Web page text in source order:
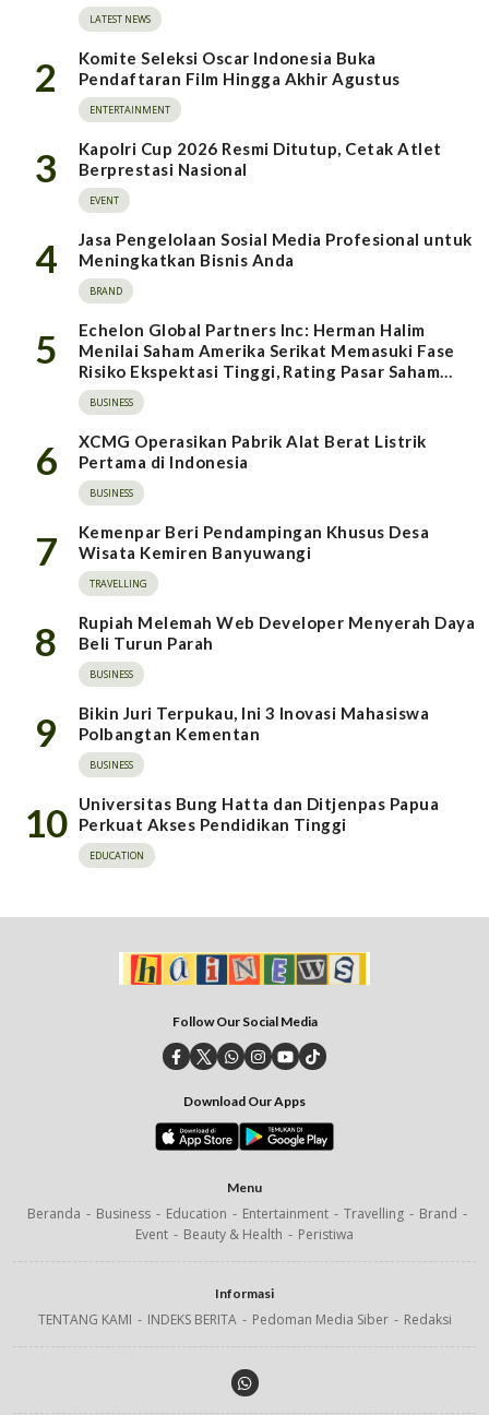
LATEST NEWS
2
Komite Seleksi Oscar Indonesia Buka
Pendaftaran Film Hingga Akhir Agustus
ENTERTAINMENT
3
Kapolri Cup 2026 Resmi Ditutup, Cetak Atlet
Berprestasi Nasional
EVENT
4
Jasa Pengelolaan Sosial Media Profesional untuk
Meningkatkan Bisnis Anda
BRAND
5
Echelon Global Partners Inc: Herman Halim
Menilai Saham Amerika Serikat Memasuki Fase
Risiko Ekspektasi Tinggi, Rating Pasar Saham
Indonesia Direvisi Naik
BUSINESS
6
XCMG Operasikan Pabrik Alat Berat Listrik
Pertama di Indonesia
BUSINESS
7
Kemenpar Beri Pendampingan Khusus Desa
Wisata Kemiren Banyuwangi
TRAVELLING
8
Rupiah Melemah Web Developer Menyerah Daya
Beli Turun Parah
BUSINESS
9
Bikin Juri Terpukau, Ini 3 Inovasi Mahasiswa
Polbangtan Kementan
BUSINESS
10
Universitas Bung Hatta dan Ditjenpas Papua
Perkuat Akses Pendidikan Tinggi
EDUCATION
Follow Our Social Media
Download Our Apps
Menu
Beranda Business Education Entertainment Travelling
Brand
Event
Beauty & Health Peristiwa
Informasi
TENTANG KAMI INDEKS BERITA Pedoman Media Siber Redaksi